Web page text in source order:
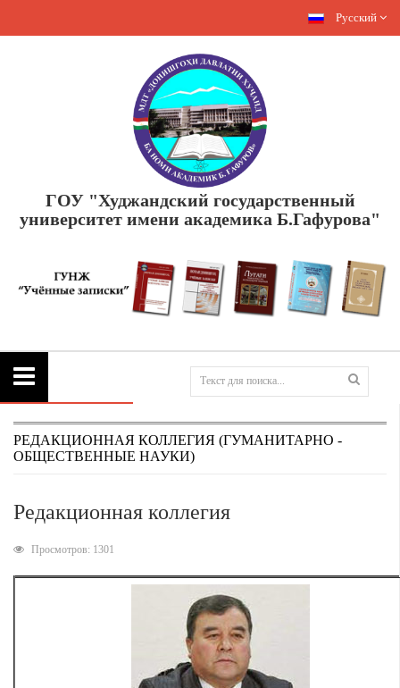
Русский
ГОУ "Худжандский государственный
университет имени академика Б.Гафурова"
РЕДАКЦИОННАЯ КОЛЛЕГИЯ (ГУМАНИТАРНО -
ОБЩЕСТВЕННЫЕ НАУКИ)
Редакционная коллегия
Просмотров: 1301